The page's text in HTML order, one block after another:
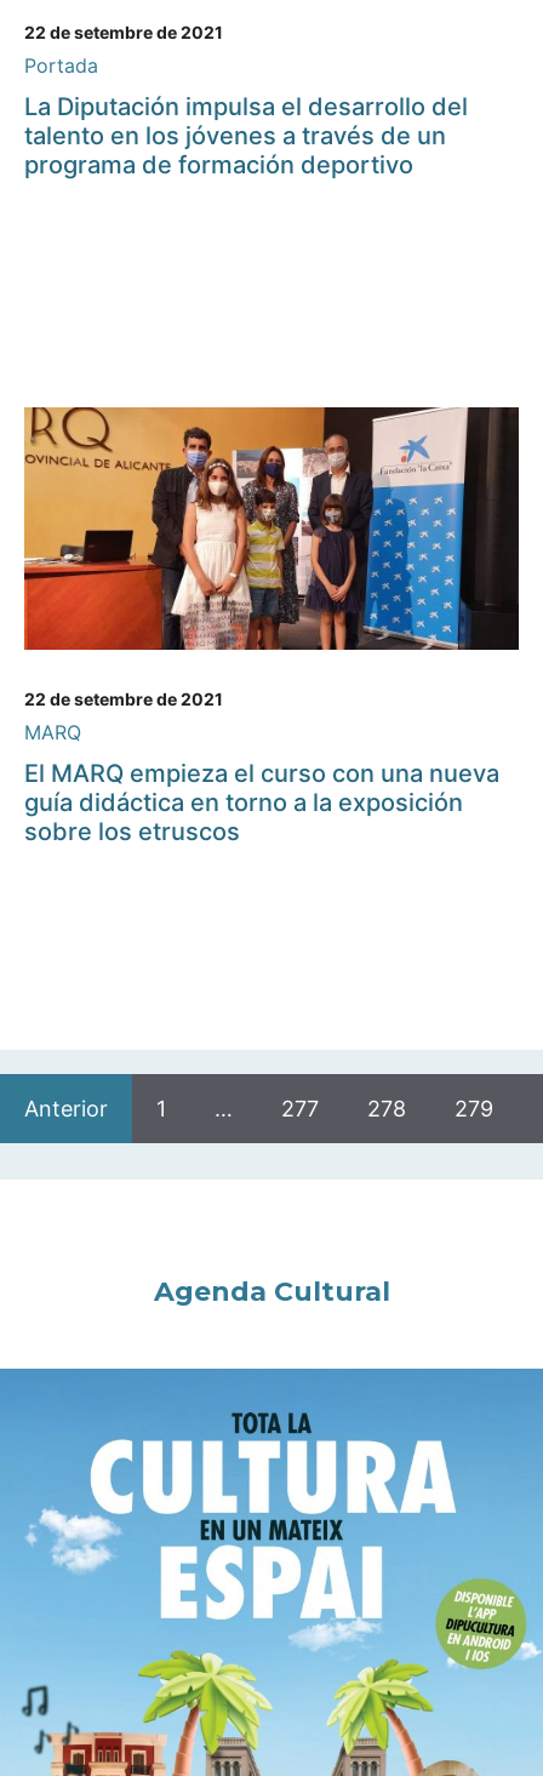
22 de setembre de 2021
Portada
La Diputación impulsa el desarrollo del
talento en los jóvenes a través de un
programa de formación deportivo
22 de setembre de 2021
MARQ
El MARQ empieza el curso con una nueva
guía didáctica en torno a la exposición
sobre los etruscos
Anterior 1 … 277 278 279
Agenda Cultural